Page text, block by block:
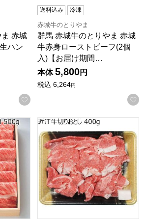
赤城
ハン
お気に入りに登録する
送料込み 冷凍
赤城牛のとりやま
群馬 赤城牛のとりやま 赤城
牛赤身ローストビーフ(2個
入)【お届け期間…
本体 5,800円
税込 6,264円
ースすきやき用 500g【NN】
滋賀県産 近江牛切りおとし